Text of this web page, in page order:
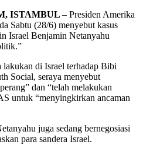
ISTAMBUL – Presiden Amerika
Sabtu (28/6) menyebut kasus
Israel Benjamin Netanyahu
lakukan di Israel terhadap Bibi
Social, seraya menyebut
dan “telah melakukan
untuk “menyingkirkan ancaman
juga sedang bernegosiasi
para sandera Israel.